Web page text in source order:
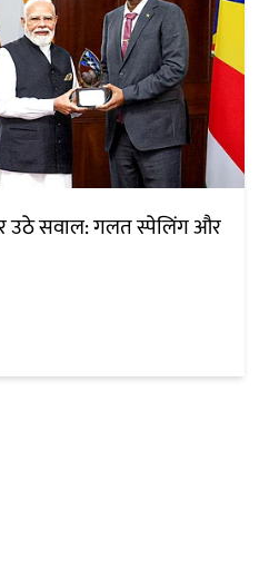
उठे सवाल: गलत स्पेलिंग और